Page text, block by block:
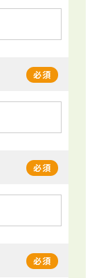
必須
必須
必須